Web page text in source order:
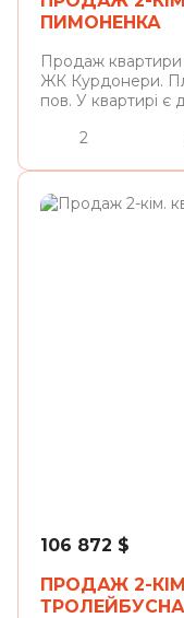
ПИМОНЕНКА
Продаж
ЖК Курдонери.
пов. У квартирі є
2
106 872 $
ПРОДАЖ 2-
ТРОЛЕЙБУСНА